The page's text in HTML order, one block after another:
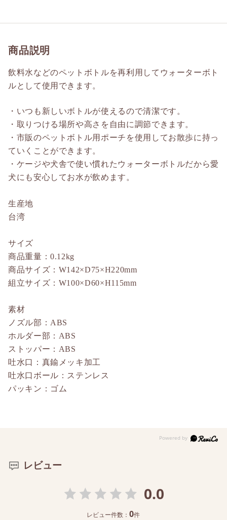
商品説明
飲料水などのペットボトルを再利用してウォーターボト
ルとして使用できます。
・いつも新しいボトルが使えるので清潔です。
・取りつける場所や高さを自由に調節できます。
・市販のペットボトル用ポーチを使用してお散歩に持っ
ていくことができます。
・ケージや犬舎で使い慣れたウォーターボトルだから愛
犬にも安心してお水が飲めます。
生産地
台湾
サイズ
商品重量：0.12kg
商品サイズ：W142×D75×H220mm
組立サイズ：W100×D60×H115mm
素材
ノズル部：ABS
ホルダー部：ABS
ストッパー：ABS
吐水口：真鍮メッキ加工
吐水口ボール：ステンレス
パッキン：ゴム
レビュー
0.0
レビュー件数：0件